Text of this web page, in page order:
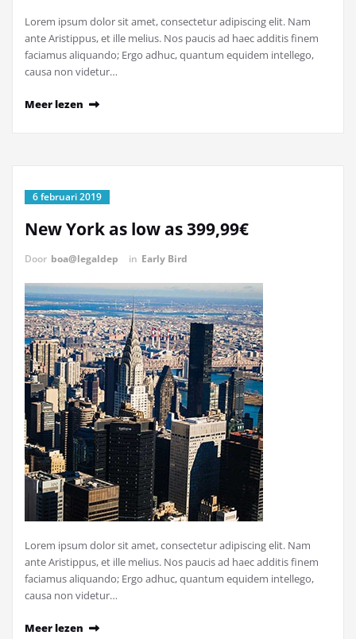
Lorem ipsum dolor sit amet, consectetur adipiscing elit. Nam
ante Aristippus, et ille melius. Nos paucis ad haec additis finem
faciamus aliquando; Ergo adhuc, quantum equidem intellego,
causa non videtur…
Meer lezen
6 februari 2019
New York as low as 399,99€
Door boa@legaldep in Early Bird
Lorem ipsum dolor sit amet, consectetur adipiscing elit. Nam
ante Aristippus, et ille melius. Nos paucis ad haec additis finem
faciamus aliquando; Ergo adhuc, quantum equidem intellego,
causa non videtur…
Meer lezen